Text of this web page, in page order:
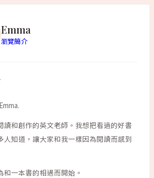
Emma
瀏覽簡介
讀和創作的英文老師。我想把看過的好書
人知道，讓大家和我一樣因為閱讀而感到
和一本書的相遇而開始。